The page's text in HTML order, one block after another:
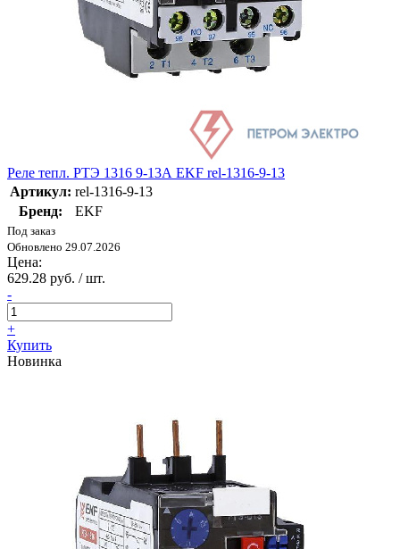
Реле тепл. РТЭ 1316 9-13А EKF rel-1316-9-13
Артикул: rel-1316-9-13
Бренд:
EKF
Под заказ
Обновлено 29.07.2026
Цена:
629.28 руб. / шт.
-
+
Купить
Новинка